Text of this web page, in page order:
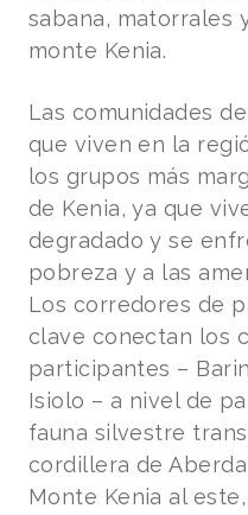
sabana, matorrales
monte Kenia.
Las comunidades
que viven en la
los grupos más
de Kenia, ya que
degradado y se
pobreza y a las
Los corredores de
clave conectan los
participantes –
Isiolo – a nivel de
fauna silvestre
cordillera de
Monte Kenia al